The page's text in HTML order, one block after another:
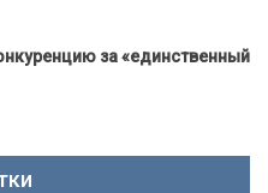
за «единственный